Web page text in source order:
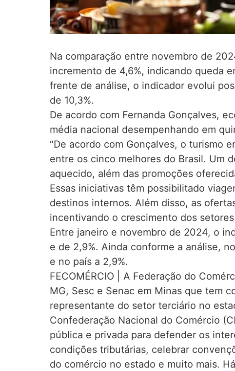
Na comparação entre novembro de
incremento de 4,6%, indicando queda
frente de análise, o indicador evolui
de 10,3%.
De acordo com Fernanda Gonçalves,
média nacional desempenhando em
“De acordo com Gonçalves, o turismo
entre os cinco melhores do Brasil. Um
aquecido, além das promoções
Essas iniciativas têm possibilitado
destinos internos. Além disso, as
incentivando o crescimento dos
Entre janeiro e novembro de 2024, o
e de 2,9%. Ainda conforme a análise,
e no país a 2,9%.
FECOMÉRCIO | A Federação do
MG, Sesc e Senac em Minas que tem
representante do setor terciário no
Confederação Nacional do Comércio
pública e privada para defender os
condições tributárias, celebrar
do comércio no estado e muito mais.